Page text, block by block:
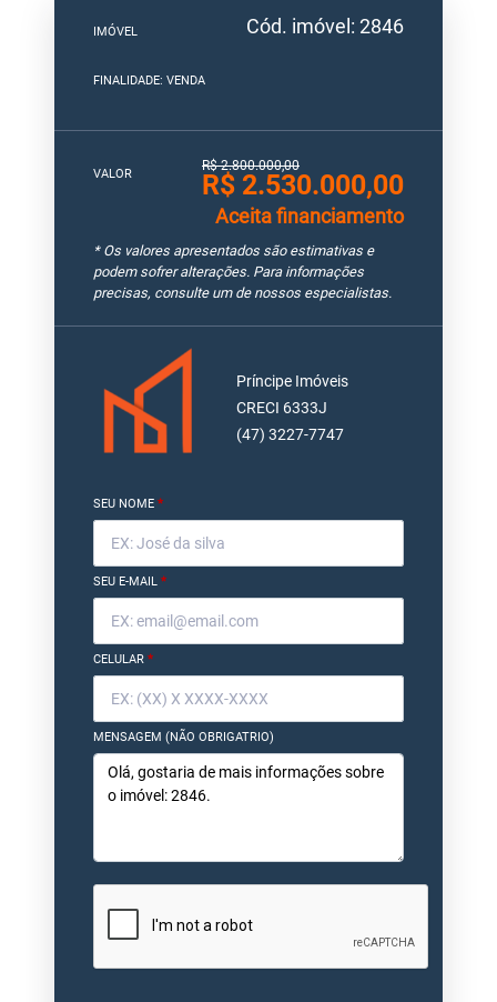
IMÓVEL Cód. imóvel: 2846
FINALIDADE: VENDA
VALOR R$ 2.800.000,00
R$ 2.530.000,00
Aceita financiamento
* Os valores apresentados são estimativas e
podem sofrer alterações. Para informações
precisas, consulte um de nossos especialistas.
Príncipe Imóveis
CRECI 6333J
(47) 3227-7747
SEU NOME *
SEU E-MAIL *
CELULAR *
MENSAGEM (NÃO OBRIGATRIO)